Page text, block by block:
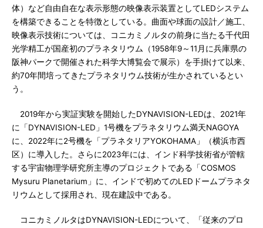
体）など自由自在な表示形態の映像表示装置としてLEDシステム
を構築できることを特徴としている。曲面や球面の設計／施工、
映像表示技術については、コニカミノルタの前身に当たる千代田
光学精工が国産初のプラネタリウム（1958年9～11月に兵庫県の
阪神パークで開催された科学大博覧会で展示）を手掛けて以来、
約70年間培ってきたプラネタリウム技術が生かされているとい
う。
2019年から実証実験を開始したDYNAVISION-LEDは、2021年
に「DYNAVISION-LED」1号機をプラネタリウム満天NAGOYA
に、2022年に2号機を「プラネタリアYOKOHAMA」（横浜市西
区）に導入した。さらに2023年には、インド科学技術省が管轄
する宇宙物理学研究所主導のプロジェクトである「COSMOS
Mysuru Planetarium」に、インドで初めてのLEDドームプラネタ
リウムとして採用され、現在建設中である。
コニカミノルタはDYNAVISION-LEDについて、「従来のプロ